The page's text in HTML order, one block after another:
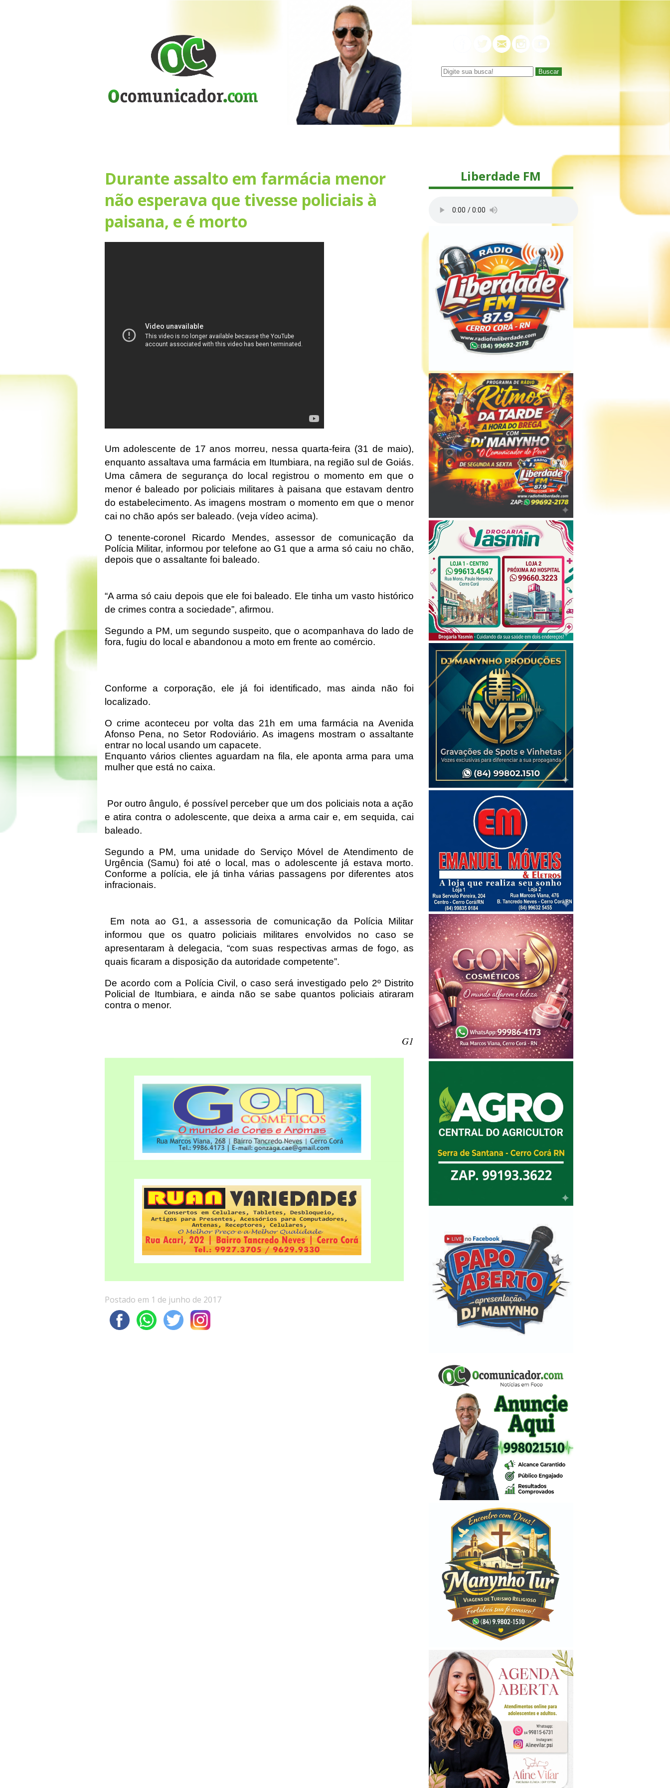
Buscar
Durante assalto em farmácia menor
não esperava que tivesse policiais à
paisana, e é morto
Um adolescente de 17 anos morreu, nessa quarta-feira (31 de maio),
enquanto assaltava uma farmácia em Itumbiara, na região sul de Goiás.
Uma câmera de segurança do local registrou o momento em que o
menor é baleado por policiais militares à paisana que estavam dentro
do estabelecimento. As imagens mostram o momento em que o menor
cai no chão após ser baleado. (veja vídeo acima).
O tenente-coronel Ricardo Mendes, assessor de comunicação da
Polícia Militar, informou por telefone ao G1 que a arma só caiu no chão,
depois que o assaltante foi baleado.
“A arma só caiu depois que ele foi baleado. Ele tinha um vasto histórico
de crimes contra a sociedade”, afirmou.
Segundo a PM, um segundo suspeito, que o acompanhava do lado de
fora, fugiu do local e abandonou a moto em frente ao comércio.
Conforme a corporação, ele já foi identificado, mas ainda não foi
localizado.
O crime aconteceu por volta das 21h em uma farmácia na Avenida
Afonso Pena, no Setor Rodoviário. As imagens mostram o assaltante
entrar no local usando um capacete.
Enquanto vários clientes aguardam na fila, ele aponta arma para uma
mulher que está no caixa.
Por outro ângulo, é possível perceber que um dos policiais nota a ação
e atira contra o adolescente, que deixa a arma cair e, em sequida, cai
baleado.
Segundo a PM, uma unidade do Serviço Móvel de Atendimento de
Urgência (Samu) foi até o local, mas o adolescente já estava morto.
Conforme a polícia, ele já tinha várias passagens por diferentes atos
infracionais.
Em nota ao G1, a assessoria de comunicação da Polícia Militar
informou que os quatro policiais militares envolvidos no caso se
apresentaram à delegacia, “com suas respectivas armas de fogo, as
quais ficaram a disposição da autoridade competente”.
De acordo com a Polícia Civil, o caso será investigado pelo 2º Distrito
Policial de Itumbiara, e ainda não se sabe quantos policiais atiraram
contra o menor.
G1
Postado em 1 de junho de 2017
Liberdade FM